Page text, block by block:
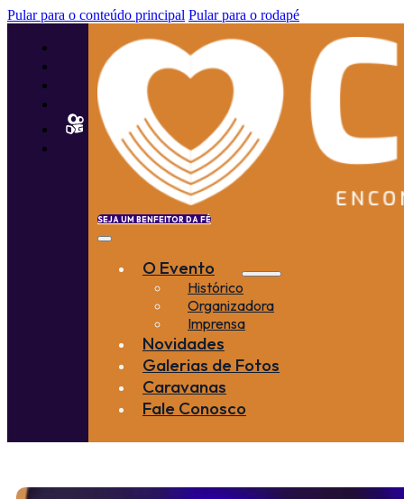
Pular para o conteúdo principal Pular para o rodapé
SEJA UM BENFEITOR DA FÉ
O Evento
Histórico
Organizadora
Imprensa
Novidades
Galerias de Fotos
Caravanas
Fale Conosco